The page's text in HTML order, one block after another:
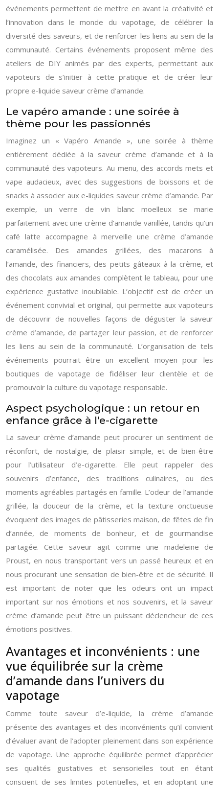
événements permettent de mettre en avant la créativité et
l’innovation dans le monde du vapotage, de célébrer la
diversité des saveurs, et de renforcer les liens au sein de la
communauté. Certains événements proposent même des
ateliers de DIY animés par des experts, permettant aux
vapoteurs de s’initier à cette pratique et de créer leur
propre e-liquide saveur crème d’amande.
Le vapéro amande : une soirée à
thème pour les passionnés
Imaginez un « Vapéro Amande », une soirée à thème
entièrement dédiée à la saveur crème d’amande et à la
communauté des vapoteurs. Au menu, des accords mets et
vape audacieux, avec des suggestions de boissons et de
snacks à associer aux e-liquides saveur crème d’amande. Par
exemple, un verre de vin blanc moelleux se marie
parfaitement avec une crème d’amande vanillée, tandis qu’un
café latte accompagne à merveille une crème d’amande
caramélisée. Des amandes grillées, des macarons à
l’amande, des financiers, des petits gâteaux à la crème, et
des chocolats aux amandes complètent le tableau, pour une
expérience gustative inoubliable. L’objectif est de créer un
événement convivial et original, qui permette aux vapoteurs
de découvrir de nouvelles façons de déguster la saveur
crème d’amande, de partager leur passion, et de renforcer
les liens au sein de la communauté. L’organisation de tels
événements pourrait être un excellent moyen pour les
boutiques de vapotage de fidéliser leur clientèle et de
promouvoir la culture du vapotage responsable.
Aspect psychologique : un retour en
enfance grâce à l’e-cigarette
La saveur crème d’amande peut procurer un sentiment de
réconfort, de nostalgie, de plaisir simple, et de bien-être
pour l’utilisateur d’e-cigarette. Elle peut rappeler des
souvenirs d’enfance, des traditions culinaires, ou des
moments agréables partagés en famille. L’odeur de l’amande
grillée, la douceur de la crème, et la texture onctueuse
évoquent des images de pâtisseries maison, de fêtes de fin
d’année, de moments de bonheur, et de gourmandise
partagée. Cette saveur agit comme une madeleine de
Proust, en nous transportant vers un passé heureux et en
nous procurant une sensation de bien-être et de sécurité. Il
est important de noter que les odeurs ont un impact
important sur nos émotions et nos souvenirs, et la saveur
crème d’amande peut être un puissant déclencheur de ces
émotions positives.
Avantages et inconvénients : une
vue équilibrée sur la crème
d’amande dans l’univers du
vapotage
Comme toute saveur d’e-liquide, la crème d’amande
présente des avantages et des inconvénients qu’il convient
d’évaluer avant de l’adopter pleinement dans son expérience
de vapotage. Une approche équilibrée permet d’apprécier
ses qualités gustatives et sensorielles tout en étant
conscient de ses limites potentielles, et en adoptant une